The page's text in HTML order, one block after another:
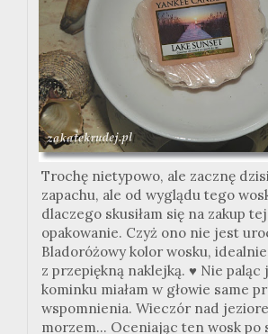
Trochę nietypowo, ale zacznę
zapachu, ale od wyglądu tego
dlaczego skusiłam się na zakup
opakowanie. Czyż ono nie jest
Bladoróżowy kolor wosku,
z przepiękną naklejką. ♥ Nie paląc
kominku miałam w głowie same
wspomnienia. Wieczór nad
morzem... Oceniając ten wosk po